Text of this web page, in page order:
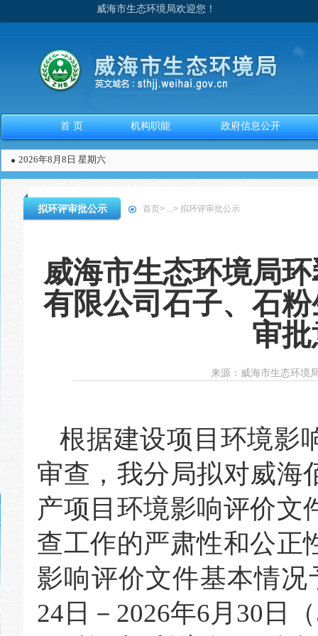
威海市生态环境局欢迎您！
首 页 机构职能 政府信息公开
2026年8月8日 星期六
拟环评审批公示 首页> ...> 拟环评审批公示
威海市生态环境局
有限公司石子、石
审
来源： 威海市生态环境
根据建设项目环境影
审查，我分局拟对威海
产项目 环境影响评价文
查工作的严肃性和公正
影响评价文件基本情
24 日－ 2026年6月30日（